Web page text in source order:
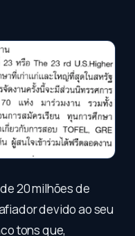
20 milhões de
devido ao seu
tons que,